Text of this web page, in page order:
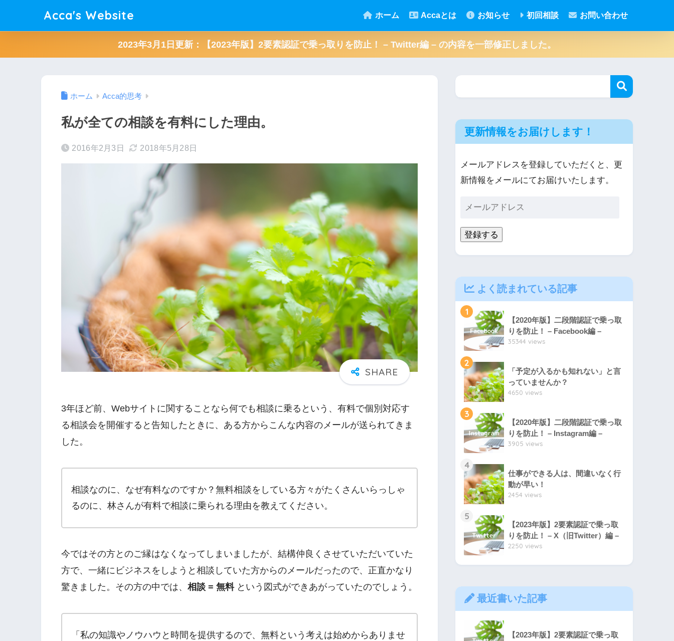
Acca's Website ホーム Accaとは お知らせ 初回相談 お問い合わせ
2023年3月1日更新：【2023年版】2要素認証で乗っ取りを防止！ – Twitter編 – の内容を一部修正しました。
ホーム Acca的思考
私が全ての相談を有料にした理由。
2016年2月3日 2018年5月28日
3年ほど前、Webサイトに関することなら何でも相談に乗るという、有料で個別対応す
る相談会を開催すると告知したときに、ある方からこんな内容のメールが送られてきま
した。
相談なのに、なぜ有料なのですか？無料相談をしている方々がたくさんいらっしゃ
るのに、林さんが有料で相談に乗られる理由を教えてください。
今ではその方とのご縁はなくなってしまいましたが、結構仲良くさせていただいていた
方で、一緒にビジネスをしようと相談していた方からのメールだったので、正直かなり
驚きました。その方の中では、 相談 = 無料という図式ができあがっていたのでしょう。
「私の知識やノウハウと時間を提供するので、無料という考えは始めからありませ
更新情報をお届けします！
メールアドレスを登録していただくと、更
新情報をメールにてお届けいたします。
登録する
よく読まれている記事
1
【2020年版】二段階認証で乗っ取
りを防止！ – Facebook編 –
35344 views
2
「予定が入るかも知れない」と言
っていませんか？
4650 views
3
【2020年版】二段階認証で乗っ取
りを防止！ – Instagram編 –
3905 views
4
仕事ができる人は、間違いなく行
動が早い！
2454 views
5
【2023年版】2要素認証で乗っ取
りを防止！ – X（旧Twitter）編 –
2250 views
最近書いた記事
【2023年版】2要素認証で乗っ取